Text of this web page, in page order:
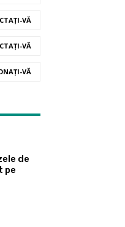
VĂ
VĂ
VĂ
de
pe